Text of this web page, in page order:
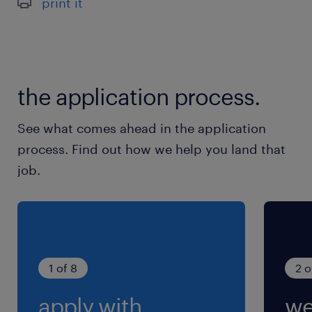
¿ Salaire: 32882 euros /an
Notre client vous ouvre la porte à ces
avantages supplémentaires :
¿ tickets restaurants
¿ prime d'objectif mensuel
¿ prime vacances
the application process.
See what comes ahead in the application
process. Find out how we help you land that
job.
1 of 8
apply with
2